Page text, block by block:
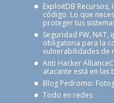
ExploitDB Recursos,
código. Lo que
proteger tus
Seguridad FW, NAT,
obligatoria para la
vulnerabilidades de
Anti Hacker Alliance
atacante está en las
Blog Pedromo:
Todo en redes